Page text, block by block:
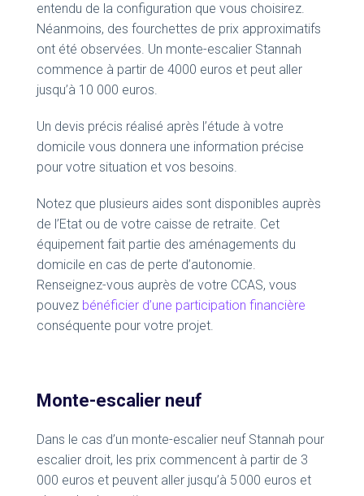
entendu de la configuration que vous choisirez.
Néanmoins, des fourchettes de prix approximatifs
ont été observées. Un monte-escalier Stannah
commence à partir de 4000 euros et peut aller
jusqu’à 10 000 euros.
Un devis précis réalisé après l’étude à votre
domicile vous donnera une information précise
pour votre situation et vos besoins.
Notez que plusieurs aides sont disponibles auprès
de l’Etat ou de votre caisse de retraite. Cet
équipement fait partie des aménagements du
domicile en cas de perte d’autonomie.
Renseignez-vous auprès de votre CCAS, vous
pouvez bénéficier d’une participation financière
conséquente pour votre projet.
Monte-escalier neuf
Dans le cas d’un monte-escalier neuf Stannah pour
escalier droit, les prix commencent à partir de 3
000 euros et peuvent aller jusqu’à 5 000 euros et